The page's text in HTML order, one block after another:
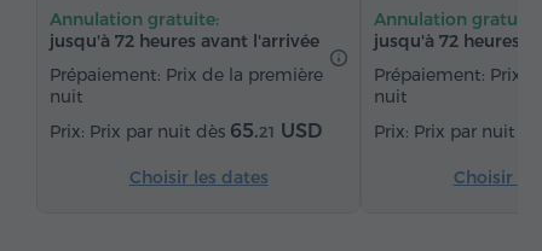
Fer à repasser avec planche (sur demande)
Annulation gratuite:
jusqu'à 72 heures avant l'arrivée
Prépaiement: Prix de la première
nuit
Prix par nuit dès 65.21 USD
Choisir les dates
Annulation gratuite:
jusqu'à 72 heures
Prépaiement: Prix
nuit
Prix par nuit
Choisir